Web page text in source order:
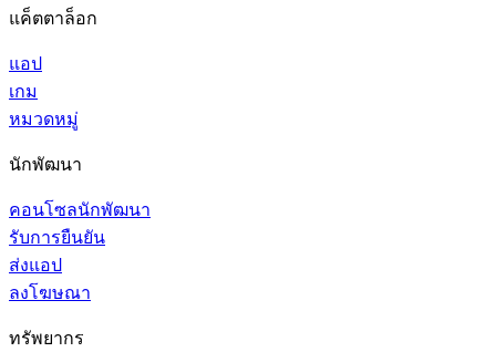
แค็ตตาล็อก
แอป
เกม
หมวดหมู่
นักพัฒนา
คอนโซลนักพัฒนา
รับการยืนยัน
ส่งแอป
ลงโฆษณา
ทรัพยากร